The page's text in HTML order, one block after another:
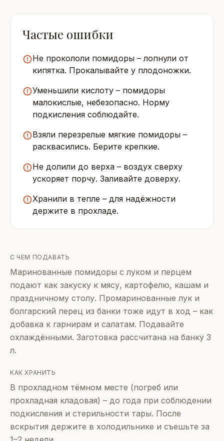
Частые ошибки
Не прокололи помидоры – лопнули от
кипятка. Прокалывайте у плодоножки.
Уменьшили кислоту – помидоры
малокислые, небезопасно. Норму
подкисления соблюдайте.
Взяли перезрелые мягкие помидоры –
расквасились. Берите крепкие.
Не долили до верха – воздух сверху
ускоряет порчу. Заливайте доверху.
Хранили в тепле – для надёжности
держите в прохладе.
С ЧЕМ ПОДАВАТЬ
Маринованные помидоры с луком и перцем
подают как закуску к мясу, картофелю, кашам и
праздничному столу. Промаринованные лук и
болгарский перец из банки тоже идут в ход – как
добавка к гарнирам и салатам. Подавайте
охлаждёнными. Заготовка рассчитана на банку 3
л.
КАК ХРАНИТЬ
В прохладном тёмном месте (погреб или
прохладная кладовая) – до года при соблюдении
подкисления и стерильности тары. После
вскрытия держите в холодильнике и съешьте за